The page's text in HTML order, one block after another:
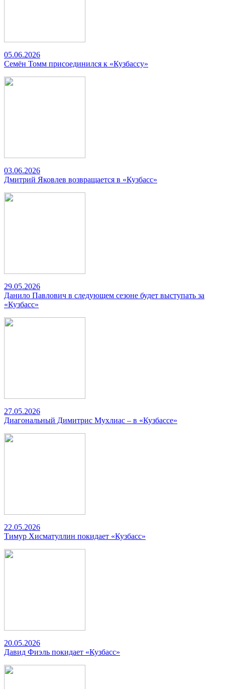
05.06.2026
Семён Томм присоединился к «Кузбассу»
03.06.2026
Дмитрий Яковлев возвращается в «Кузбасс»
29.05.2026
Данило Павлович в следующем сезоне будет выступать за
«Кузбасс»
27.05.2026
Диагональный Димитрис Мухлиас – в «Кузбассе»
22.05.2026
Тимур Хисматуллин покидает «Кузбасс»
20.05.2026
Давид Фиэль покидает «Кузбасс»